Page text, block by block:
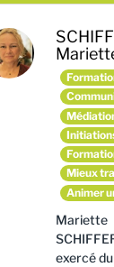
Mieux
Animer
Mariette
exercé